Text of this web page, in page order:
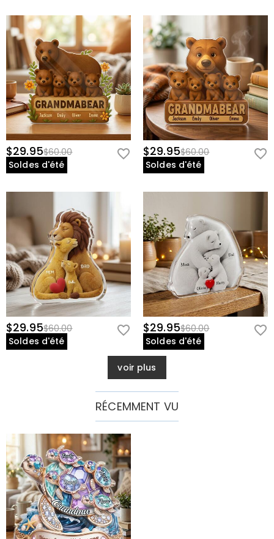
$29.95$60.00
Soldes d'été
$29.95$60.00
Soldes d'été
$29.95$60.00
Soldes d'été
$29.95$60.00
Soldes d'été
voir plus
RÉCEMMENT VU